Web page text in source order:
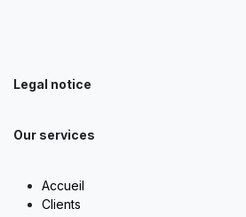
Legal notice
Our services
Accueil
Clients